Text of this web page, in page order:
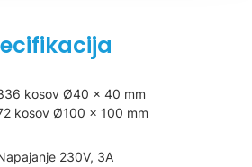
kosov Ø40 x 40 mm
kosov Ø100 x 100 mm
230V, 3A